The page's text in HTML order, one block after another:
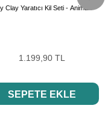
Clay Yaratıcı Kil Seti - Animals
1.199,90 TL
SEPETE EKLE